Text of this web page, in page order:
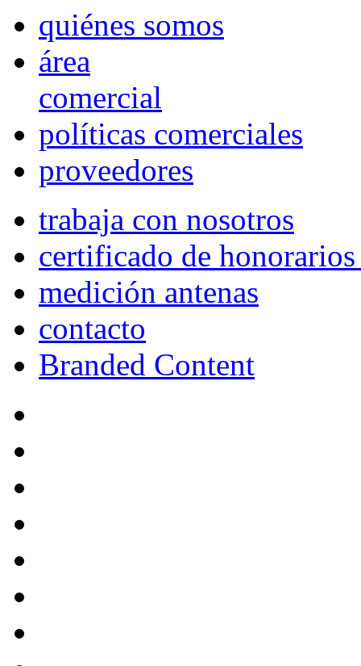
quiénes somos
área
comercial
políticas comerciales
proveedores
trabaja con nosotros
certificado de
medición antenas
contacto
Branded Content